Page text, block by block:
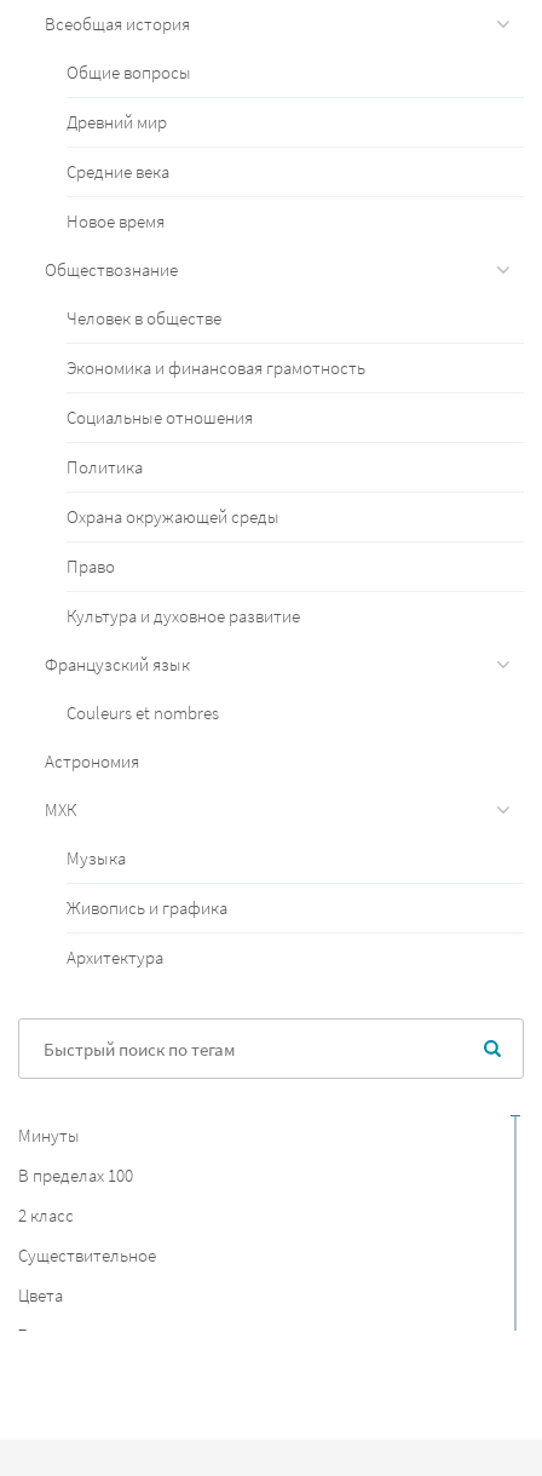
Всеобщая история
Общие вопросы
Древний мир
Средние века
Новое время
Обществознание
Человек в обществе
Экономика и финансовая грамотность
Социальные отношения
Политика
Охрана окружающей среды
Право
Культура и духовное развитие
Французский язык
Couleurs et nombres
Астрономия
МХК
Музыка
Живопись и графика
Архитектура
Минуты
В пределах 100
2 класс
Существительное
Цвета
7 класс